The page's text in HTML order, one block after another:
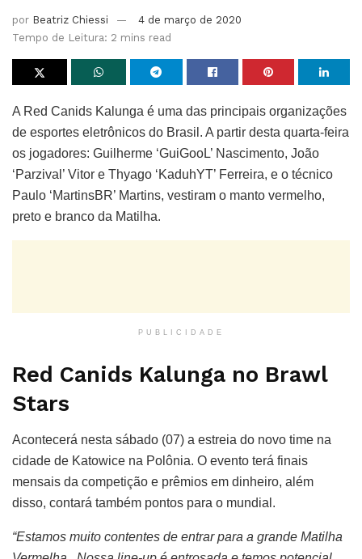
por Beatriz Chiessi
4 de março de 2020
Tempo de Leitura: 2 mins read
A Red Canids Kalunga é uma das principais organizações
de esportes eletrônicos do Brasil. A partir desta quarta-feira
os jogadores: Guilherme ‘GuiGooL’ Nascimento, João
‘Parzival’ Vitor e Thyago ‘KaduhYT’ Ferreira, e o técnico
Paulo ‘MartinsBR’ Martins, vestiram o manto vermelho,
preto e branco da Matilha.
PUBLICIDADE
Red Canids Kalunga no Brawl
Stars
Acontecerá nesta sábado (07) a estreia do novo time na
cidade de Katowice na Polônia. O evento terá finais
mensais da competição e prêmios em dinheiro, além
disso, contará também pontos para o mundial.
“Estamos muito contentes de entrar para a grande Matilha